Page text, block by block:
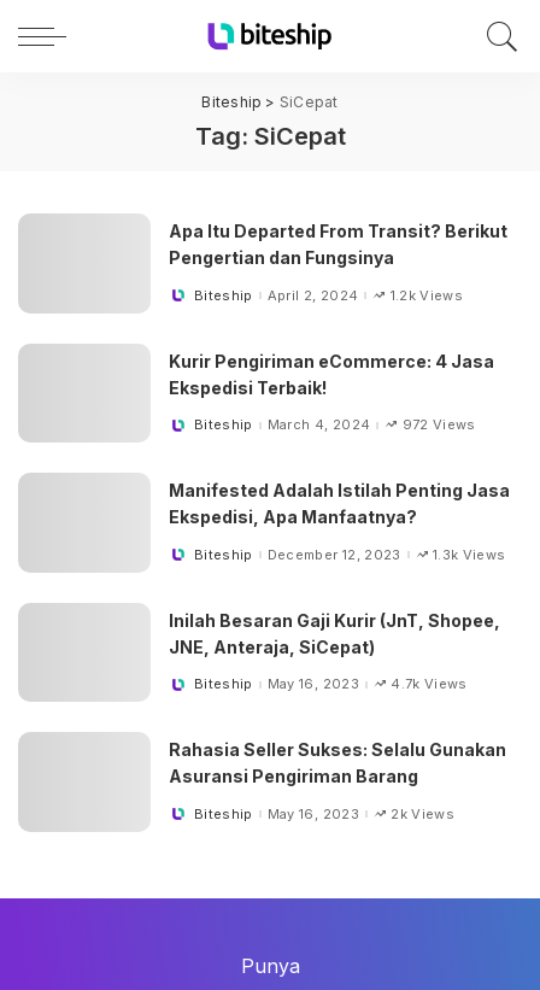
Biteship > SiCepat
Tag: SiCepat
Apa Itu Departed From Transit? Berikut
Pengertian dan Fungsinya
PostedBiteship April 2, 2024 1.2k Views
Kurir Pengiriman eCommerce: 4 Jasa
Ekspedisi Terbaik!
PostedBiteship March 4, 2024 972 Views
Manifested Adalah Istilah Penting Jasa
Ekspedisi, Apa Manfaatnya?
PostedBiteship December 12, 2023 1.3k Views
Inilah Besaran Gaji Kurir (JnT, Shopee,
JNE, Anteraja, SiCepat)
PostedBiteship May 16, 2023 4.7k Views
Rahasia Seller Sukses: Selalu Gunakan
Asuransi Pengiriman Barang
PostedBiteship May 16, 2023 2k Views
Punya